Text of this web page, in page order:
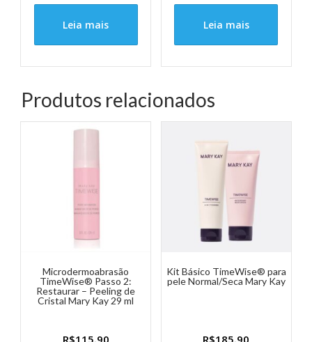
Leia mais Leia mais
Produtos relacionados
Microdermoabrasão
TimeWise® Passo 2:
Restaurar – Peeling de
Cristal Mary Kay 29 ml
R$115,90
Kit Básico TimeWise® para
pele Normal/Seca Mary Kay
R$185,90